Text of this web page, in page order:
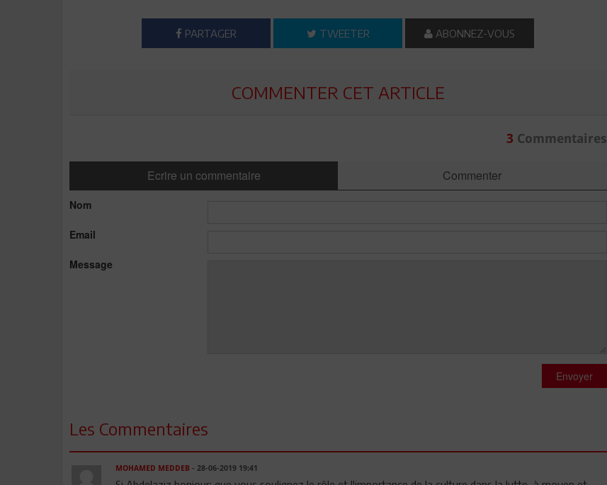
PARTAGER TWEETER ABONNEZ-VOUS
COMMENTER CET ARTICLE
3 Commentaires
Ecrire un commentaire Commenter
Nom
Email
Message
Envoyer
Les Commentaires
MOHAMED MEDDEB- 28-06-2019 19:41